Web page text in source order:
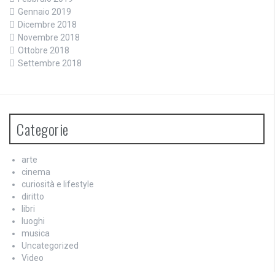
Gennaio 2019
Dicembre 2018
Novembre 2018
Ottobre 2018
Settembre 2018
Categorie
arte
cinema
curiosità e lifestyle
diritto
libri
luoghi
musica
Uncategorized
Video